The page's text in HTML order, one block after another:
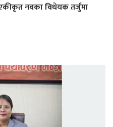
नवका विधेयक तर्जुमा